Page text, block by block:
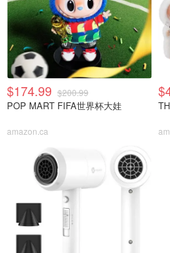
$174.99 $200.99
POP MART FIFA世界杯大娃
amazon.ca